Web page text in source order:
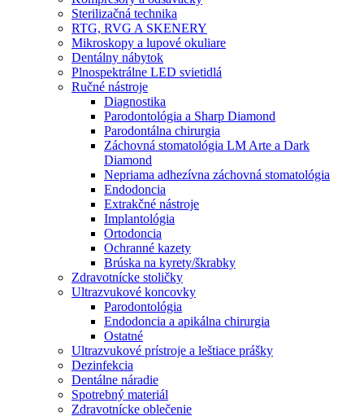
Sterilizačná technika
RTG, RVG A SKENERY
Mikroskopy a lupové okuliare
Dentálny nábytok
Plnospektrálne LED svietidlá
Ručné nástroje
Diagnostika
Parodontológia a Sharp Diamond
Parodontálna chirurgia
Záchovná stomatológia LM Arte a Dark
Diamond
Nepriama adhezívna záchovná stomatológia
Endodoncia
Extrakčné nástroje
Implantológia
Ortodoncia
Ochranné kazety
Brúska na kyrety/škrabky
Zdravotnícke stoličky
Ultrazvukové koncovky
Parodontológia
Endodoncia a apikálna chirurgia
Ostatné
Ultrazvukové prístroje a leštiace prášky
Dezinfekcia
Dentálne náradie
Spotrebný materiál
Zdravotnícke oblečenie